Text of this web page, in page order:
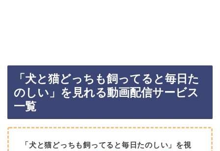
「犬と猫どっちも飼ってると毎日た
のしい」を見れる動画配信サービス
一覧
「犬と猫どっちも飼ってると毎日たのしい」を視